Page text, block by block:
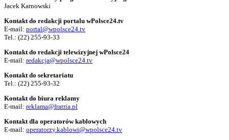
Jacek Karnowski
Kontakt do redakcji portalu wPolsce24.tv
E-mail: portal@wpolsce24.tv
Tel.: (22) 255-93-33
Kontakt do redakcji telewizyjnej wPolsce24
E-mail: redakcja@wpolsce24.tv
Kontakt do sekretariatu
Tel.: (22) 255-93-32
Kontakt do biura reklamy
E-mail: reklama@fratria.pl
Kontakt dla operatorów kablowych
E-mail: operatorzy.kablowi@wpolsce24.tv